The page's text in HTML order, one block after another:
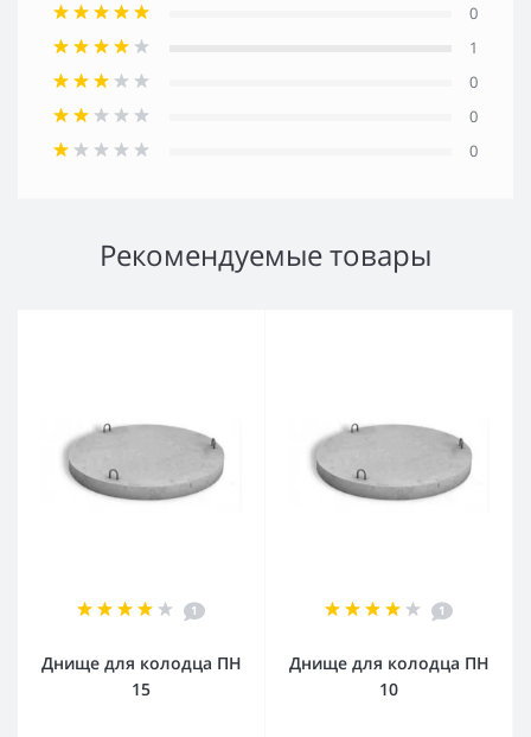
0
1
0
0
0
Рекомендуемые товары
1
Днище для колодца ПН
15
1
Днище для колодца ПН
10